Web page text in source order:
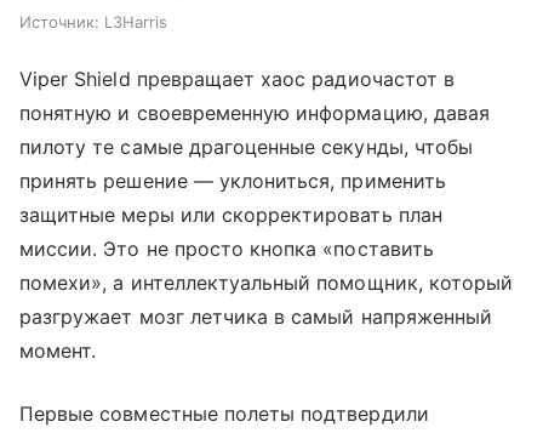
Источник: L3Harris
Viper Shield превращает хаос радиочастот в
понятную и своевременную информацию, давая
пилоту те самые драгоценные секунды, чтобы
принять решение — уклониться, применить
защитные меры или скорректировать план
миссии. Это не просто кнопка «поставить
помехи», а интеллектуальный помощник, который
разгружает мозг летчика в самый напряженный
момент.
Первые совместные полеты подтвердили